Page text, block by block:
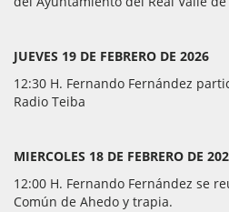
JUEVES 19 DE FEBRERO DE 2026
12:30 H. Fernando Fernández
Radio Teiba
MIERCOLES 18 DE FEBRERO DE
12:00 H. Fernando Fernández se
Común de Ahedo y trapia.